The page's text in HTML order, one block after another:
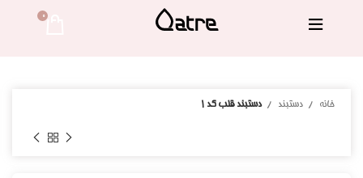
0
خانه دستبند دستبند قلب کد ۱